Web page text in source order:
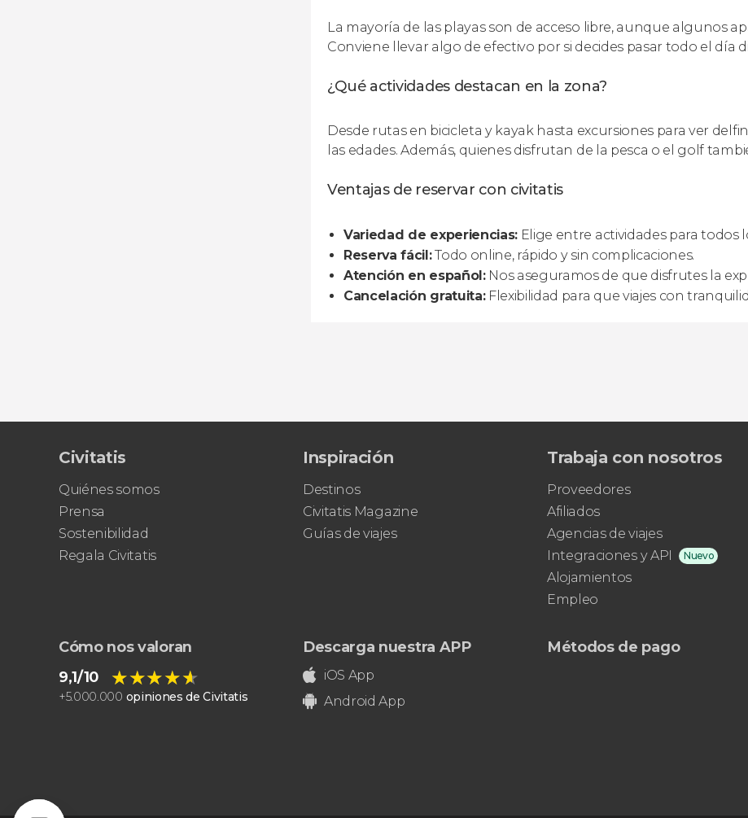
La mayoría de las playas son de acceso libre, aunque algunos
Conviene llevar algo de efectivo por si decides pasar todo el día
¿Qué actividades destacan en la zona?
Desde rutas en bicicleta y kayak hasta excursiones para ver
las edades. Además, quienes disfrutan de la pesca o el golf
Ventajas de reservar con civitatis
Variedad de experiencias: Elige entre actividades para todos
Reserva fácil:Todo online, rápido y sin complicaciones.
Atención en español:Nos aseguramos de que disfrutes la
Cancelación gratuita:Flexibilidad para que viajes con
Civitatis
Quiénes somos
Prensa
Sostenibilidad
Regala Civitatis
Inspiración
Destinos
Civitatis Magazine
Guías de viajes
Trabaja con nosotros
Proveedores
Afiliados
Agencias de viajes
Integraciones y API
Nuevo
Alojamientos
Empleo
Cómo nos valoran
9,1/10
★★★★★
★★★★★
+5.000.000 opiniones de Civitatis
Descarga nuestra APP
iOS App
Android App
Métodos de pago